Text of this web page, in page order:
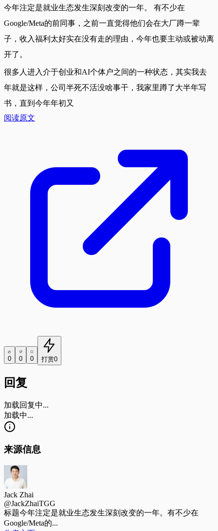
今年注定是就业生态发生深刻改变的一年。 有不少在
Google/Meta的前同事，之前一直觉得他们会在大厂蹲一辈
子，收入福利太好实在没有走的理由，今年也要主动或被动离
开了。
很多人进入介于创业和AI个体户之间的一种状态，其实我去
年就是这样，公司半死不活没啥事干，我家里蹲了大半年写
书，直到今年年初又
阅读原文
0 0 0 打赏0
回复
加载回复中...
加载中...
来源信息
Jack Zhai
@JackZhaiTGG
标题今年注定是就业生态发生深刻改变的一年。有不少在
Google/Meta的...